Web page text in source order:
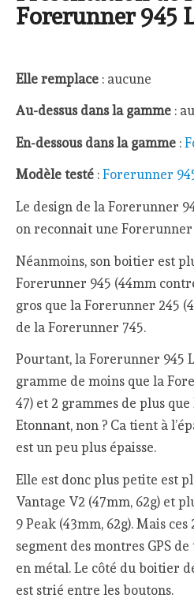
Forerunner 945
Elle remplace : aucune
Au-dessus dans la gamme :
En-dessous dans la gamme :
Modèle testé :Forerunner
Le design de la Forerunner
on reconnait une
Néanmoins, son boitier est
Forerunner 945 (44mm
gros que la Forerunner 245
de la Forerunner 745.
Pourtant, la Forerunner 945
gramme de moins que la
47) et 2 grammes de plus
Etonnant, non ? Ca tient à
est un peu plus épaisse.
Elle est donc plus petite est
Vantage V2 (47mm, 62g) et
9 Peak (43mm, 62g). Mais
segment des montres GPS
en métal. Le côté du boitier
est strié entre les boutons.